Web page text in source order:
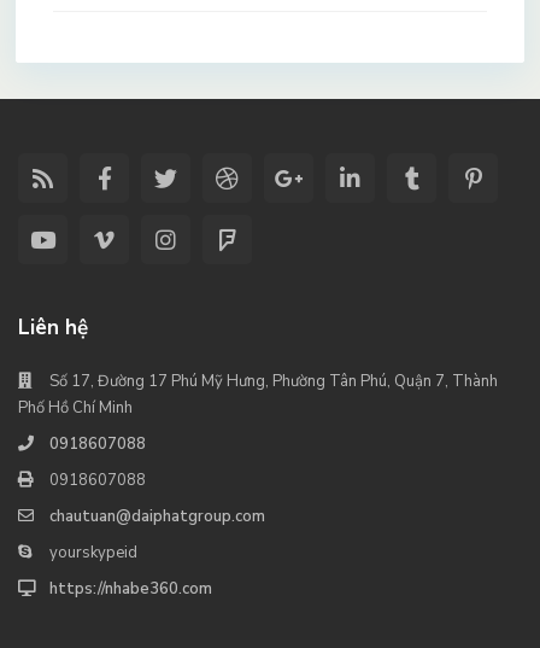
Liên hệ
Số 17, Đường 17 Phú Mỹ Hưng, Phường Tân Phú, Quận 7, Thành
Phố Hồ Chí Minh
0918607088
0918607088
chautuan@daiphatgroup.com
yourskypeid
https://nhabe360.com